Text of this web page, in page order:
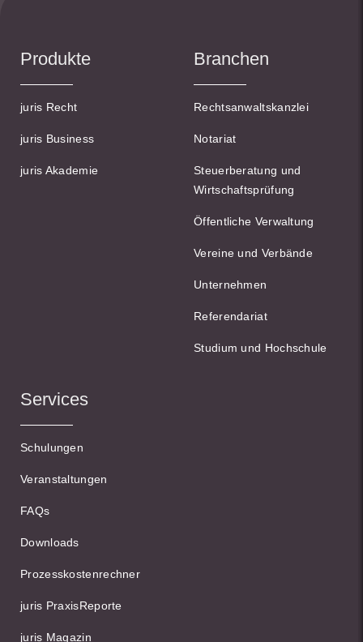
Produkte
juris Recht
juris Business
juris Akademie
Branchen
Rechtsanwaltskanzlei
Notariat
Steuerberatung und
Wirtschaftsprüfung
Öffentliche Verwaltung
Vereine und Verbände
Unternehmen
Referendariat
Studium und Hochschule
Services
Schulungen
Veranstaltungen
FAQs
Downloads
Prozesskostenrechner
juris PraxisReporte
juris Magazin